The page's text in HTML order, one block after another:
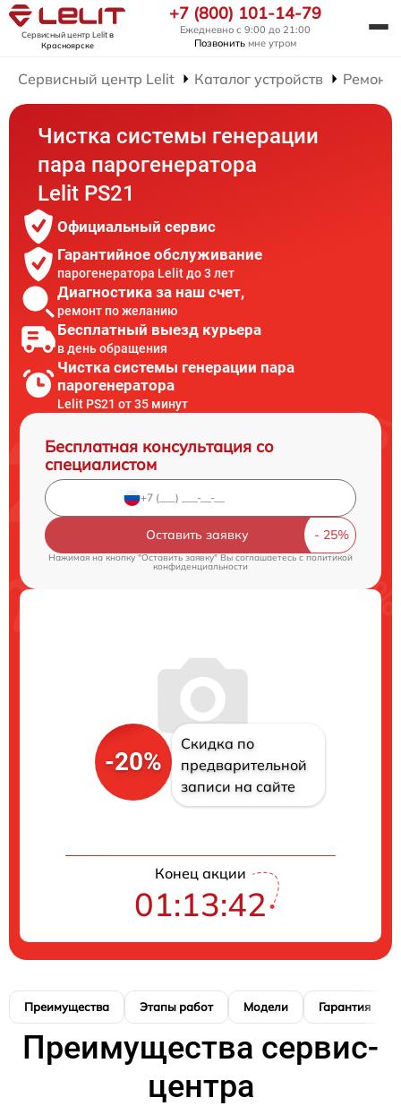
Сервисный центр Lelitв
Красноярске
+7 (800) 101-14-79
Ежедневно с 9:00 до 21:00
Позвонить мне утром
Сервисный центр Lelit Каталог устройств Ремонт
Чистка системы генерации
пара парогенератора
Lelit PS21
Официальный сервис
Гарантийное обслуживание
парогенератора Lelit до 3 лет
Диагностика за наш счет,
ремонт по желанию
Бесплатный выезд курьера
в день обращения
Чистка системы генерации пара
парогенератора
Lelit PS21 от 35 минут
Бесплатная консультация со
специалистом
Оставить заявку
Нажимая на кнопку "Оставить заявку" Вы соглашаетесь cполитикой
конфиденциальности
-20%
Скидка по
предварительной
записи на сайте
Конец акции
01:13:41
Преимущества Этапы работ Модели Гарантия
Преимущества сервис-
центра